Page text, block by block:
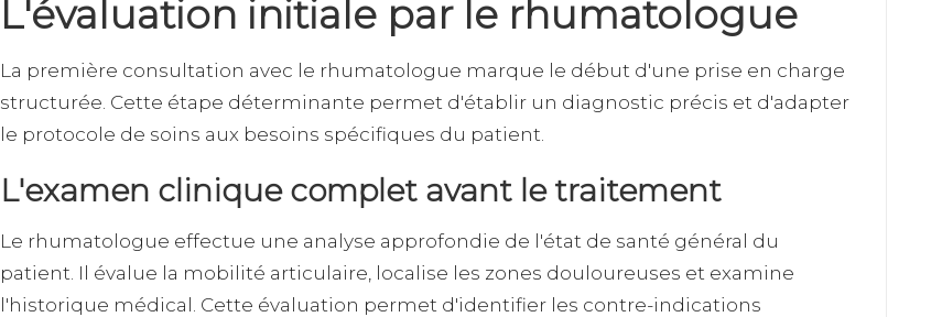
L'évaluation initiale par le rhumatologue
La première consultation avec le rhumatologue marque le début d'une prise en charge
structurée. Cette étape déterminante permet d'établir un diagnostic précis et d'adapter
le protocole de soins aux besoins spécifiques du patient.
L'examen clinique complet avant le traitement
Le rhumatologue effectue une analyse approfondie de l'état de santé général du
patient. Il évalue la mobilité articulaire, localise les zones douloureuses et examine
l'historique médical. Cette évaluation permet d'identifier les contre-indications